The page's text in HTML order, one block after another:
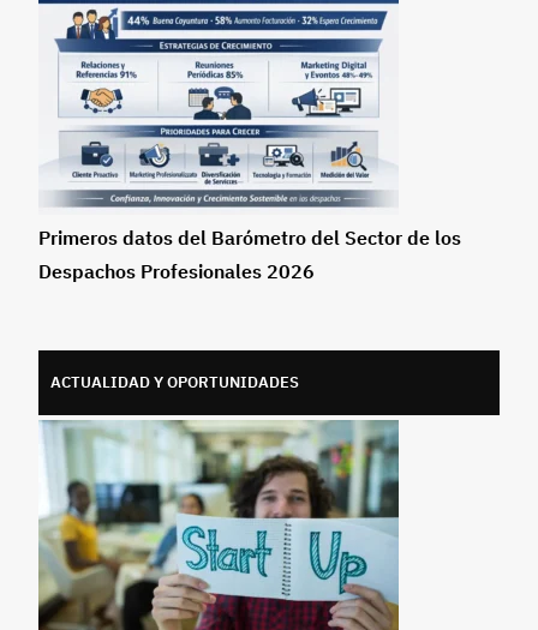
Primeros datos del Barómetro del Sector de los
Despachos Profesionales 2026
ACTUALIDAD Y OPORTUNIDADES